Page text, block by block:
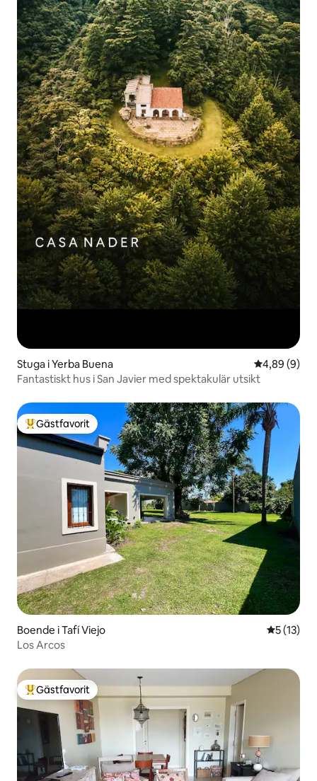
Stuga i Yerba Buena 4,89 av 5 i
4,89 (9)
Fantastiskt hus i San Javier med spektakulär utsikt
Populär gästfavorit
Gästfavorit
Boende i Tafí Viejo 5 av 5 i
5 (13)
Los Arcos
Populär gästfavorit
Gästfavorit